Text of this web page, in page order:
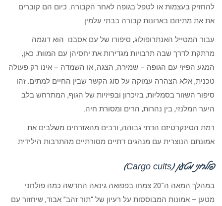
להחזיק בעצמות או לטפל בגופה לאחר הקבורה. כיום הם קוברים
את את מתיהם בארונות קבורה בבתי עלמין.
עבור המטייל האנתרופולוג, סיפורו של עם אסבנו הוא דוגמה
מרתקת לדרך שבה תרבויות מגדירות את יחסיהן עם המוות. כאן,
המגע הפיזי עם הגופה – שמירה, הצגה, או השמדה – אינו רק פעולה
טכנית, אלא הצהרה עמוקה על סוג הקשר שבין החיים למתים. זהו
סיפור השזור בסמליות, בזיכרון ובפיזיות של הגוף, המתרחש בלב
היער המלנזי, בין נהרות, הרים ומסורת חיה.
רמת הסינקרטיזם הדתי גבוהה, ורבים מהאזרחים משלבים את
אמונתם הנוצרית עם מנהגים דתיים מסורתיים מהתרבות הילידית.
פולחני מטען (Cargo cults)
במהלך המאה ה־20 צמחו בפפואה גינאה החדשה כמה פולחני
מטען – אמונות המבוססות על רעיון של “תור זהב” אבוד, שיחזור עם